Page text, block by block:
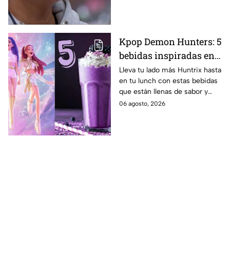
Kpop Demon Hunters: 5
bebidas inspiradas en
las guerreras Huntrix
para llevar a la escuela
este regreso a clases
2026; son saludables y
Lleva tu lado más Huntrix hasta
en tu lunch con estas bebidas
que están llenas de sabor y
frescura.
06 agosto, 2026